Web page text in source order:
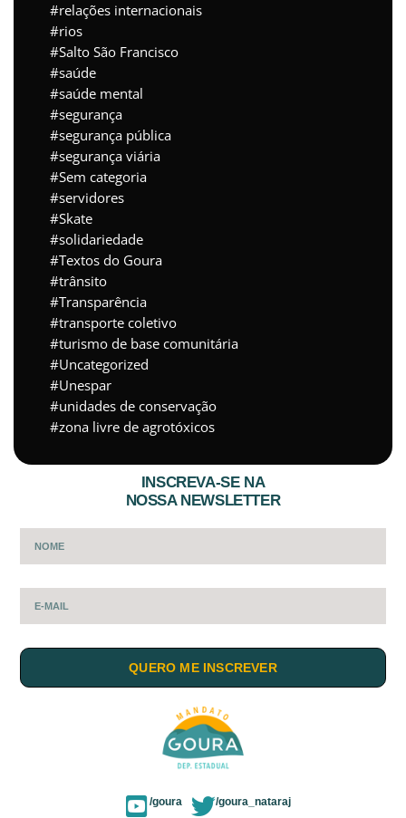
relações internacionais
rios
Salto São Francisco
saúde
saúde mental
segurança
segurança pública
segurança viária
Sem categoria
servidores
Skate
solidariedade
Textos do Goura
trânsito
Transparência
transporte coletivo
turismo de base comunitária
Uncategorized
Unespar
unidades de conservação
zona livre de agrotóxicos
INSCREVA-SE NA
NOSSA NEWSLETTER
QUERO ME INSCREVER
/goura /goura_nataraj